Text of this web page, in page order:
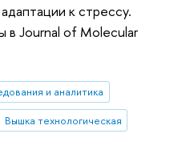
к стрессу.
в Journal of Molecular
и аналитика
Вышка технологическая